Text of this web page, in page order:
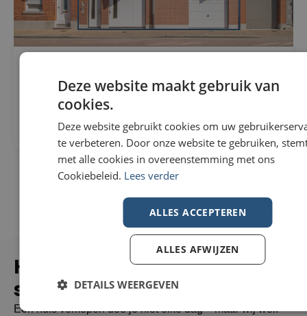
€229.000
Nieuwstraat 82
8560 Wevelgem
307m²
3
Hoe zorgen wij voor een
succesvolleverkoop?
Een huis verkopen doe je niet elke dag – maar wij wel.
Deze website maakt gebruik van
cookies.
Deze website gebruikt cookies om uw
te verbeteren. Door onze website te gebruiken,
met alle cookies in overeenstemming met ons
Cookiebeleid. Lees verder
ALLES ACCEPTEREN
ALLES AFWIJZEN
DETAILS WEERGEVEN